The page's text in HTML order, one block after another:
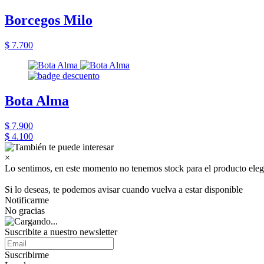
Borcegos Milo
$ 7.700
Bota Alma
$ 7.900
$ 4.100
×
Lo sentimos, en este momento no tenemos stock para el producto
Si lo deseas, te podemos avisar cuando vuelva a estar disponible
Notificarme
No gracias
Suscribite a nuestro newsletter
Suscribirme